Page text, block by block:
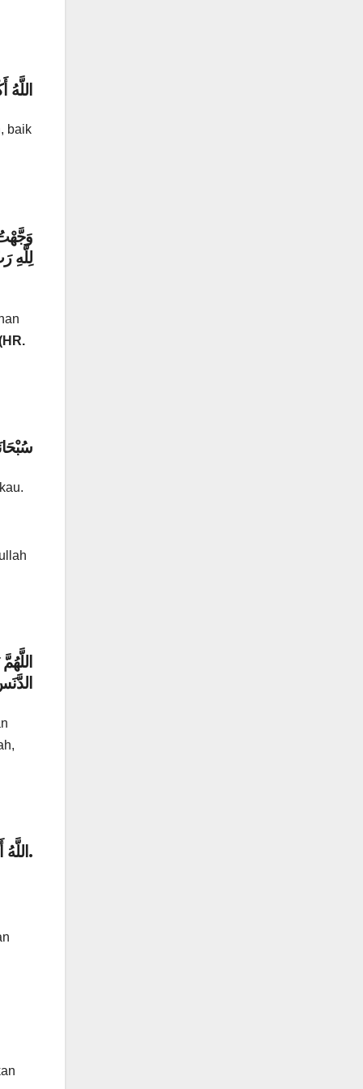
baik
لِلَّهِ
اللَّهُ أَكْبَرُ، اللَّهُ أَكْبَرُ، اللَّهُ أَكْبَرُ.